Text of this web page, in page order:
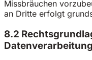
Missbräuchen
an Dritte erfolgt
8.2
Datenverarbeitung